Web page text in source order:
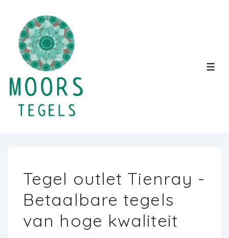
Doorgaan
hoofdinhoud
Tegel outlet Tienray -
Betaalbare tegels
van hoge kwaliteit